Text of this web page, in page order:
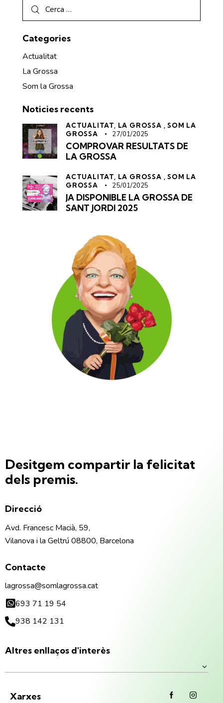
Categories
Actualitat
La Grossa
Som la Grossa
Noticies recents
ACTUALITAT, LA GROSSA ,SOM LA
GROSSA
27/01/2025
COMPROVAR RESULTATS DE
LA GROSSA
ACTUALITAT, LA GROSSA ,SOM LA
GROSSA
25/01/2025
JA DISPONIBLE LA GROSSA DE
SANT JORDI 2025
Desitgem compartir la felicitat
dels premis.
Direcció
Avd. Francesc Macià, 59,
Vilanova i la Geltrú 08800, Barcelona
Contacte
lagrossa@somlagrossa.cat
693 71 19 54
938 142 131
Altres enllaços d'interès
Xarxes